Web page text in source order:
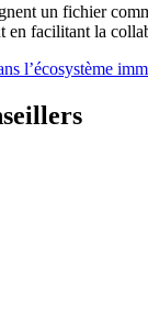
un fichier
facilitant la
l’écosystème